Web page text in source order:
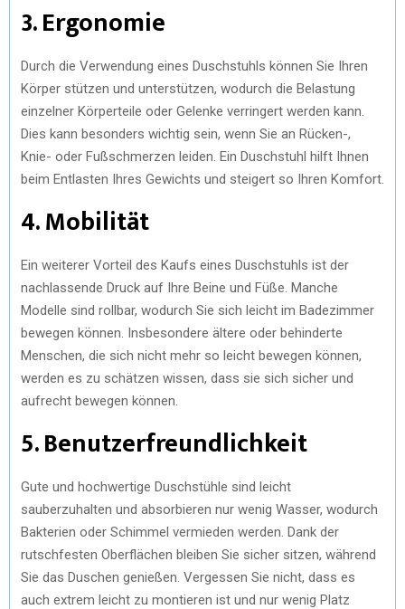
3. Ergonomie
Durch die Verwendung eines Duschstuhls können Sie Ihren
Körper stützen und unterstützen, wodurch die Belastung
einzelner Körperteile oder Gelenke verringert werden kann.
Dies kann besonders wichtig sein, wenn Sie an Rücken-,
Knie- oder Fußschmerzen leiden. Ein Duschstuhl hilft Ihnen
beim Entlasten Ihres Gewichts und steigert so Ihren Komfort.
4. Mobilität
Ein weiterer Vorteil des Kaufs eines Duschstuhls ist der
nachlassende Druck auf Ihre Beine und Füße. Manche
Modelle sind rollbar, wodurch Sie sich leicht im Badezimmer
bewegen können. Insbesondere ältere oder behinderte
Menschen, die sich nicht mehr so leicht bewegen können,
werden es zu schätzen wissen, dass sie sich sicher und
aufrecht bewegen können.
5. Benutzerfreundlichkeit
Gute und hochwertige Duschstühle sind leicht
sauberzuhalten und absorbieren nur wenig Wasser, wodurch
Bakterien oder Schimmel vermieden werden. Dank der
rutschfesten Oberflächen bleiben Sie sicher sitzen, während
Sie das Duschen genießen. Vergessen Sie nicht, dass es
auch extrem leicht zu montieren ist und nur wenig Platz